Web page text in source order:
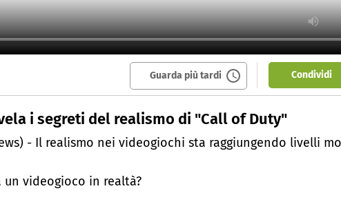
Guarda più tardi Condividi
i segreti del realismo di "Call of Duty"
- Il realismo nei videogiochi sta raggiungendo livelli
un videogioco in realtà?